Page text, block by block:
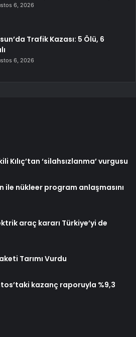
6, 2026
Trafik Kazası: 5 Ölü, 6
6, 2026
Kılıç’tan ‘silahsızlanma’ vurgusu
ile nükleer program anlaşmasını
araç kararı Türkiye’yi de
Tarımı Vurdu
kazanç raporuyla %9,3